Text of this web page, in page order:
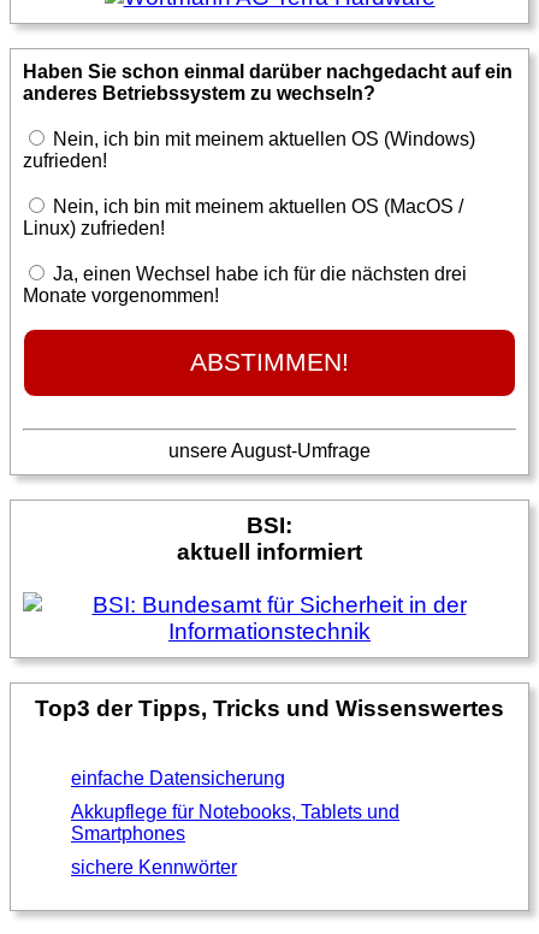
Haben Sie schon einmal darüber nachgedacht auf ein
anderes Betriebssystem zu wechseln?
Nein, ich bin mit meinem aktuellen OS (Windows)
zufrieden!
Nein, ich bin mit meinem aktuellen OS (MacOS /
Linux) zufrieden!
Ja, einen Wechsel habe ich für die nächsten drei
Monate vorgenommen!
unsere August-Umfrage
BSI:
aktuell informiert
Top3 der Tipps, Tricks und Wissenswertes
einfache Datensicherung
Akkupflege für Notebooks, Tablets und
Smartphones
sichere Kennwörter